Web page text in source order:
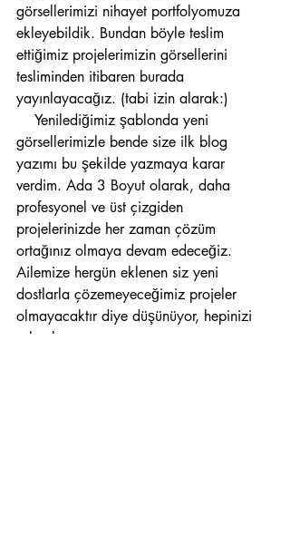
görsellerimizi nihayet portfolyomuza
ekleyebildik. Bundan böyle teslim
ettiğimiz projelerimizin görsellerini
tesliminden itibaren burada
yayınlayacağız. (tabi izin alarak:)
görsellerimizle bende size ilk blog
yazımı bu şekilde yazmaya karar
verdim. Ada 3 Boyut olarak, daha
profesyonel ve üst çizgiden
projelerinizde her zaman çözüm
ortağınız olmaya devam edeceğiz.
Ailemize hergün eklenen siz yeni
dostlarla çözemeyeceğimiz projeler
olmayacaktır diye düşünüyor, hepinizi
selamlıyorum.